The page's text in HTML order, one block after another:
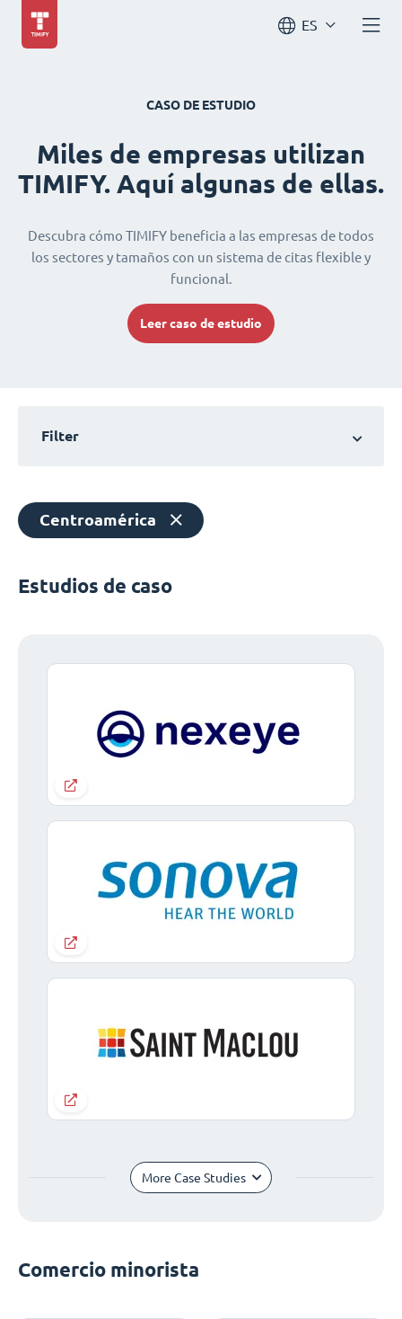
ES
CASO DE ESTUDIO
Miles de empresas utilizan
TIMIFY. Aquí algunas de ellas.
Descubra cómo TIMIFY beneficia a las empresas de todos
los sectores y tamaños con un sistema de citas flexible y
funcional.
Leer caso de estudio
Filter
Centroamérica
Estudios de caso
More Case Studies
Comercio minorista